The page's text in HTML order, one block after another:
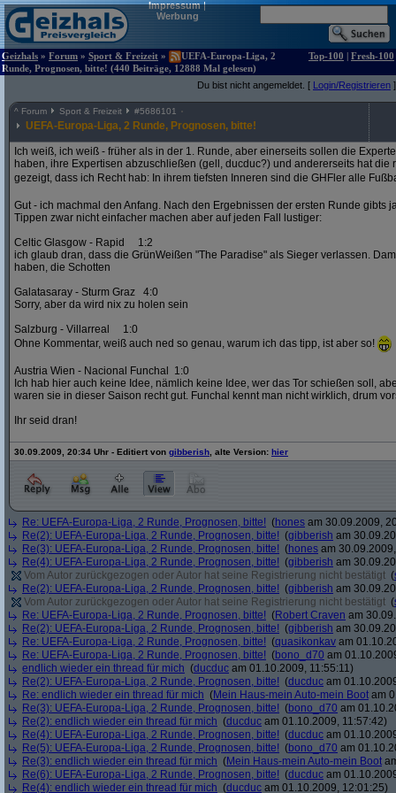
Impressum|
Werbung
Geizhals » Forum » Sport & Freizeit »
UEFA-Europa-Liga, 2
Runde, Prognosen, bitte! (440 Beiträge, 12888 Mal gelesen)
Top-100 | Fresh-100
Du bist nicht angemeldet. [ Login/Registrieren ]
^ Forum Sport & Freizeit #5686101
UEFA-Europa-Liga, 2 Runde, Prognosen, bitte!
Ich weiß, ich weiß - früher als in der 1. Runde, aber einerseits sollen die
haben, ihre Expertisen abzuschließen (gell, ducduc?) und andererseits hat die
gezeigt, dass ich Recht hab: In ihrem tiefsten Inneren sind die GHFler alle
Gut - ich machmal den Anfang. Nach den Ergebnissen der ersten Runde gibts
Tippen zwar nicht einfacher machen aber auf jeden Fall lustiger:
Celtic Glasgow - Rapid 1:2
ich glaub dran, dass die GrünWeißen "The Paradise" als Sieger verlassen.
haben, die Schotten
Galatasaray - Sturm Graz 4:0
Sorry, aber da wird nix zu holen sein
Salzburg - Villarreal 1:0
Ohne Kommentar, weiß auch ned so genau, warum ich das tipp, ist aber so!
Austria Wien - Nacional Funchal 1:0
Ich hab hier auch keine Idee, nämlich keine Idee, wer das Tor schießen soll,
waren sie in dieser Saison recht gut. Funchal kennt man nicht wirklich, drum
Ihr seid dran!
30.09.2009, 20:34 Uhr - Editiert von gibberish , alte Version: hier
Re: UEFA-Europa-Liga, 2 Runde, Prognosen, bitte! (hones am 30.09.2009,
Re(2): UEFA-Europa-Liga, 2 Runde, Prognosen, bitte! (gibberish am
Re(3): UEFA-Europa-Liga, 2 Runde, Prognosen, bitte! (hones am
Re(4): UEFA-Europa-Liga, 2 Runde, Prognosen, bitte! (gibberish am
Vom Autor zurückgezogen oder Autor hat seine Registrierung nicht bestätigt (
Re(2): UEFA-Europa-Liga, 2 Runde, Prognosen, bitte! (gibberish am
Vom Autor zurückgezogen oder Autor hat seine Registrierung nicht bestätigt (
Re: UEFA-Europa-Liga, 2 Runde, Prognosen, bitte! (Robert Craven am
Re(2): UEFA-Europa-Liga, 2 Runde, Prognosen, bitte! (gibberish am
Re: UEFA-Europa-Liga, 2 Runde, Prognosen, bitte! (quasikonkav am
Re: UEFA-Europa-Liga, 2 Runde, Prognosen, bitte! (bono_d70 am
endlich wieder ein thread für mich (ducduc am 01.10.2009, 11:55:11)
Re(2): UEFA-Europa-Liga, 2 Runde, Prognosen, bitte! (ducduc am
Re: endlich wieder ein thread für mich (Mein Haus-mein Auto-mein Boot am
Re(3): UEFA-Europa-Liga, 2 Runde, Prognosen, bitte! (bono_d70 am
Re(2): endlich wieder ein thread für mich (ducduc am 01.10.2009, 11:57:42)
Re(4): UEFA-Europa-Liga, 2 Runde, Prognosen, bitte! (ducduc am
Re(5): UEFA-Europa-Liga, 2 Runde, Prognosen, bitte! (bono_d70 am
Re(3): endlich wieder ein thread für mich (Mein Haus-mein Auto-mein Boot
Re(6): UEFA-Europa-Liga, 2 Runde, Prognosen, bitte! (ducduc am
Re(4): endlich wieder ein thread für mich (ducduc am 01.10.2009, 12:01:25)